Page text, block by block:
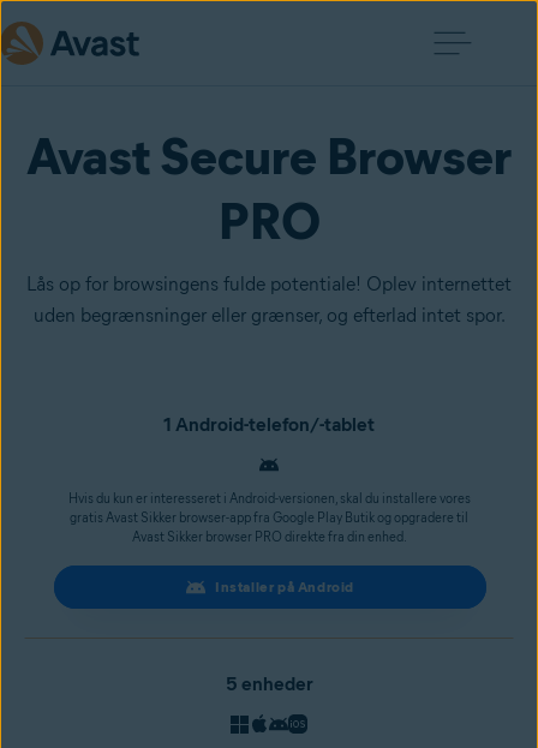
Avast Secure Browser
PRO
Lås op for browsingens fulde potentiale! Oplev internettet
uden begrænsninger eller grænser, og efterlad intet spor.
1 Android-telefon/-tablet
Hvis du kun er interesseret i Android-versionen, skal du installere vores
gratis Avast Sikker browser-app fra Google Play Butik og opgradere til
Avast Sikker browser PRO direkte fra din enhed.
Installer på Android
5 enheder